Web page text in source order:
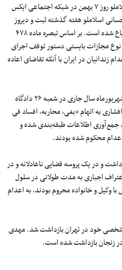
ایکس
اسلاملو هفته گذشته ثبت و دیروز
شنبه به یکی از شعب دیوان عالی ارجاع شده است. بر اساس تبصره ماده ۴٧٨
نوع مجازات بایستی دستور توقف اجرای
زندانیان در ایران با آنکه تقاضای اعاده
بهروز احسانی و مهدی حسنی اواخر شهریورماه سال جاری در شعبه ۲۶ دادگاه
به اتهام «بغی، محاربه، افساد فی
جمع‌آوری اطلاعات طبقه‌بندی شده و
محکوم شده بودند.
زندانی سیاسی از سال ۱۴۰۱ بازداشت و در یک پروسه قضایی ناعادلانه و در
اجباری به مدت طولانی در سلول
وکیل و خانواده محروم بودند، به اعدام
پاییز ۱۴۰۱ در منزل شخصی خود در تهران بازداشت شد. مهدی
زنجان بازداشت شده است.